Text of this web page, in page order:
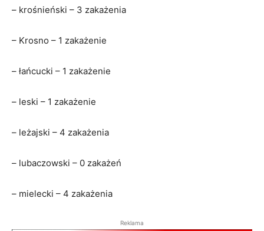
– krośnieński – 3 zakażenia
– Krosno – 1 zakażenie
– łańcucki – 1 zakażenie
– leski – 1 zakażenie
– leżajski – 4 zakażenia
– lubaczowski – 0 zakażeń
– mielecki – 4 zakażenia
Reklama